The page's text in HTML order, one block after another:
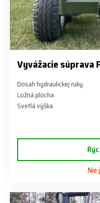
Vyvážacie súprava
Dosah hydraulickej ruky
Ložná plocha
Svetlá výška
Nie